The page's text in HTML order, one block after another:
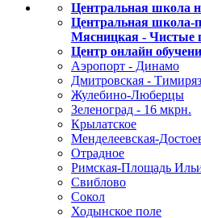
Центральная школа
Центральная школа-
Мясницкая - Чистые
Центр онлайн
Аэропорт - Динамо
Дмитровская -
Жулебино-Люберцы
Зеленоград - 16 мкрн.
Крылатское
Менделеевская-
Отрадное
Римская-Площадь
Свиблово
Сокол
Ходынское поле